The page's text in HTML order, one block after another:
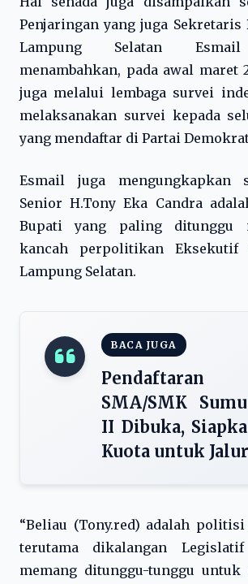
Penjaringan yang juga Sekretaris
Lampung Selatan Esmail
menambahkan, pada awal maret
juga melalui lembaga survei
melaksanakan survei kepada
yang mendaftar di Partai
Esmail juga mengungkapkan
Senior H.Tony Eka Candra
Bupati yang paling ditunggu
kancah perpolitikan Eksekutif
Lampung Selatan.
BACA JUGA
Pendaftaran
SMA/SMK
II Dibuka,
Kuota untuk
“Beliau (Tony.red) adalah
terutama dikalangan Legislatif
memang ditunggu-tunggu